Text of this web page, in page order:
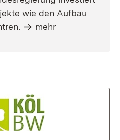
wie den Aufbau
mehr